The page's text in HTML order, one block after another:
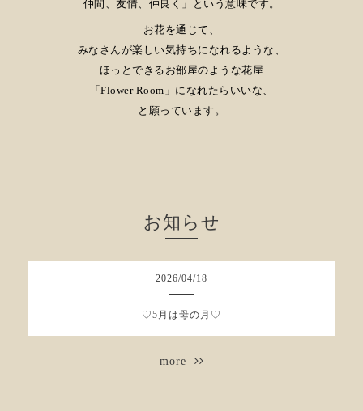
仲間、友情、仲良く」という意味です。
お花を通じて、
みなさんが楽しい気持ちになれるような、
ほっとできるお部屋のような花屋
「Flower Room」 になれたらいいな、
と願っています。
お知らせ
2026/04/18
♡5月は母の月♡
more